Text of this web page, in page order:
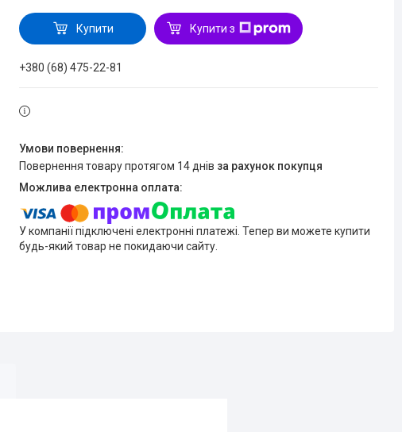
Купити Купити з
+380 (68) 475-22-81
повернення товару протягом 14 днів за рахунок покупця
У компанії підключені електронні платежі. Тепер ви можете купити
будь-який товар не покидаючи сайту.